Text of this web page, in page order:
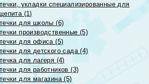
укладки специализированные для
(1)
для школы (6)
производственные (5)
для офиса (5)
для детского сада (4)
для лагеря (4)
для работников (3)
для магазина (5)